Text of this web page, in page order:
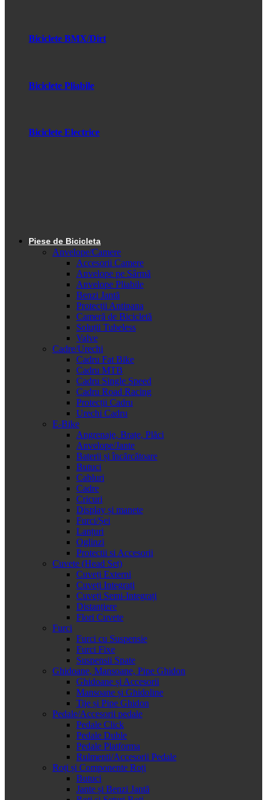
Biciclete BMX/Dirt
Biciclete Pliabile
Biciclete Electrice
Piese de Bicicleta
Anvelope/Camere
Accesorii Camere
Anvelope pe Sârmă
Anvelope Pliabile
Benzi Jantă
Protecții Antipana
Cameră de Bicicletă
Soluții Tubeless
Valve
Cadre/Urechi
Cadru Fat Bike
Cadru MTB
Cadru Single Speed
Cadru Road Racing
Protecții Cadru
Urechi Cadru
E-Bike
Angrenaje, Brațe, Plăci
Anvelope/Jante
Baterii și încărcătoare
Butuci
Cabluri
Cadre
Cricuri
Display și manete
Furci/Șei
Lanțuri
Oglinzi
Protectii si Accesorii
Cuvete (Head Set)
Cuveți Externi
Cuveți Integrați
Cuveți Semi-Integrați
Distanțiere
Flori Cuvete
Furci
Furci cu Suspensie
Furci Fixe
Suspensii Spate
Ghidoane, Mansoane, Pipe Ghidon
Ghidoane și Accesorii
Mansoane și Ghidoline
Tije și Pipe Ghidon
Pedale/Accesorii pedale
Pedale Click
Pedale Duble
Pedale Platforma
Rulmenti/Accesorii Pedale
Roți și Componente Roți
Butuci
Jante și Benzi Jantă